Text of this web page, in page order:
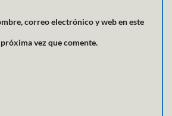
correo electrónico y web en este
vez que comente.